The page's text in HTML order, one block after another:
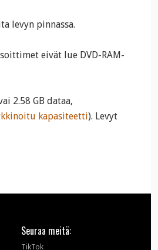
levyn pinnassa.
eivät lue DVD-RAM-
2.58 GB dataa,
kapasiteetti). Levyt
Seuraa meitä:
TikTok